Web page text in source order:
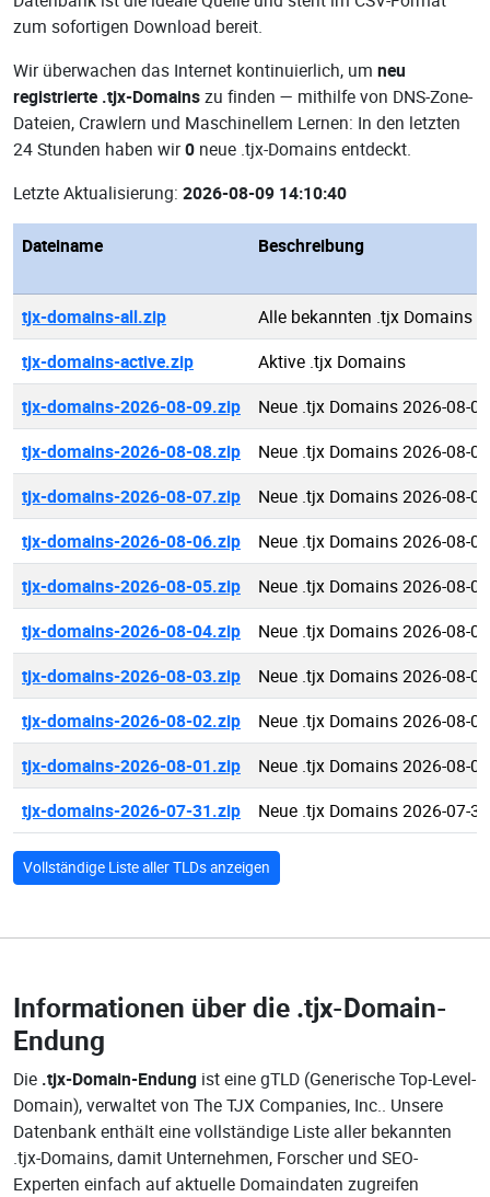
zum sofortigen Download bereit.
Wir überwachen das Internet kontinuierlich, um neu
registrierte .tjx-Domainszu finden — mithilfe von DNS-Zone-
Dateien, Crawlern und Maschinellem Lernen: In den letzten
24 Stunden haben wir0 neue .tjx-Domains entdeckt.
Letzte Aktualisierung: 2026-08-09 14:10:40
Dateiname Beschreibung
tjx-domains-all.zip
Alle bekannten .tjx Domains
tjx-domains-active.zip
Aktive .tjx Domains
tjx-domains-2026-08-09.zip
Neue .tjx Domains 2026-08-09
tjx-domains-2026-08-08.zip
Neue .tjx Domains 2026-08-08
tjx-domains-2026-08-07.zip
Neue .tjx Domains 2026-08-07
tjx-domains-2026-08-06.zip
Neue .tjx Domains 2026-08-06
tjx-domains-2026-08-05.zip
Neue .tjx Domains 2026-08-05
tjx-domains-2026-08-04.zip
Neue .tjx Domains 2026-08-04
tjx-domains-2026-08-03.zip
Neue .tjx Domains 2026-08-03
tjx-domains-2026-08-02.zip
Neue .tjx Domains 2026-08-02
tjx-domains-2026-08-01.zip
Neue .tjx Domains 2026-08-01
tjx-domains-2026-07-31.zip
Neue .tjx Domains 2026-07-31
Vollständige Liste aller TLDs anzeigen
Informationen über die .tjx-Domain-
Endung
Die .tjx-Domain-Endung ist eine gTLD (Generische Top-Level-
Domain), verwaltet von The TJX Companies, Inc.. Unsere
Datenbank enthält eine vollständige Liste aller bekannten
.tjx-Domains, damit Unternehmen, Forscher und SEO-
Experten einfach auf aktuelle Domaindaten zugreifen